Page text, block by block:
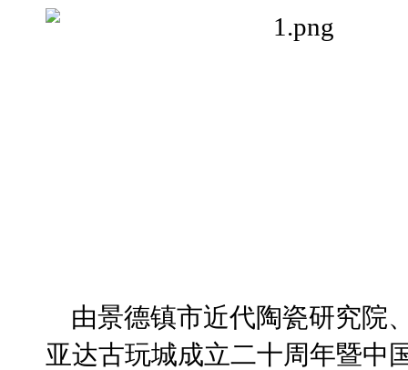
由景德镇市近代陶瓷研究院
亚达古玩城成立二十周年暨中